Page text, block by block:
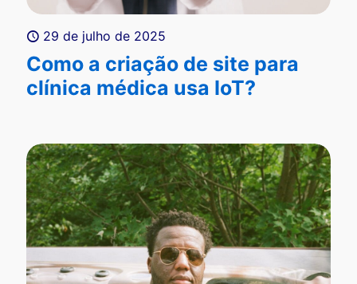
29 de julho de 2025
Como a criação de site para
clínica médica usa IoT?